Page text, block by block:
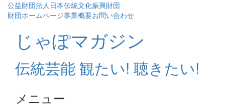
公益財団法人日本伝統文化振興財団
財団ホームページ事業概要お問い合わせ
じゃぽマガジン
伝統芸能 観たい! 聴きたい!
メニュー